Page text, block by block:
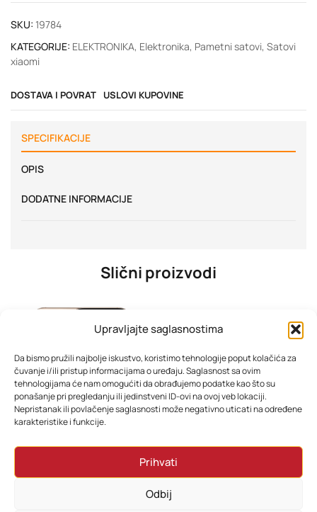
Upravljajte saglasnostima
Da bismo pružili najbolje iskustvo, koristimo tehnologije poput kolačića za
čuvanje i/ili pristup informacijama o uređaju. Saglasnost sa ovim
tehnologijama će nam omogućiti da obrađujemo podatke kao što su
ponašanje pri pregledanju ili jedinstveni ID-ovi na ovoj veb lokaciji.
Nepristanak ili povlačenje saglasnosti može negativno uticati na određene
karakteristike i funkcije.
Prihvati
Odbij
SKU: 19784
KATEGORIJE: ELEKTRONIKA, Elektronika, Pametni satovi, Satovi
xiaomi
DOSTAVA I POVRAT USLOVI KUPOVINE
SPECIFIKACIJE
OPIS
DODATNE INFORMACIJE
Slični proizvodi
iPhone 16 Pro 256GB – Sve boje